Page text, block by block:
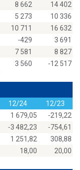
8 662
14 402
5 273
10 336
10 711
16 632
-429
3 691
7 581
8 827
3 560 -12 517
12/24
12/23
1 679,05
-219,22
-3 482,23
-754,61
1 251,82
308,88
18,00 20,00